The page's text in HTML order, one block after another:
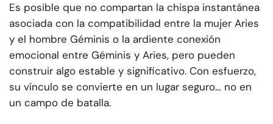
Es posible que no compartan la chispa instantánea
asociada con la compatibilidad entre la mujer Aries
y el hombre Géminis o la ardiente conexión
emocional entre Géminis y Aries, pero pueden
construir algo estable y significativo. Con esfuerzo,
su vínculo se convierte en un lugar seguro… no en
un campo de batalla.